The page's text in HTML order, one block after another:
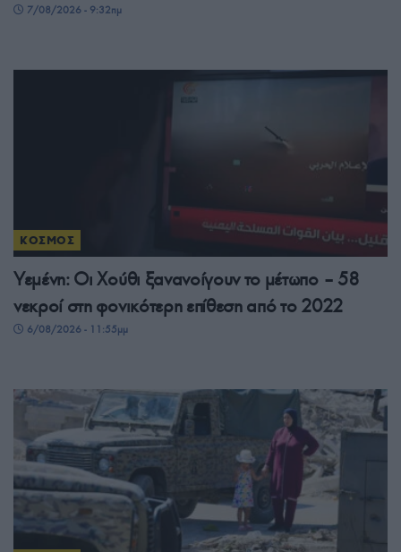
7/08/2026 - 9:32πμ
ΚΟΣΜΟΣ
Υεμένη: Οι Χούθι ξανανοίγουν το μέτωπο – 58
νεκροί στη φονικότερη επίθεση από το 2022
6/08/2026 - 11:55μμ